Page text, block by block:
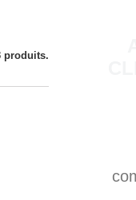
produits.